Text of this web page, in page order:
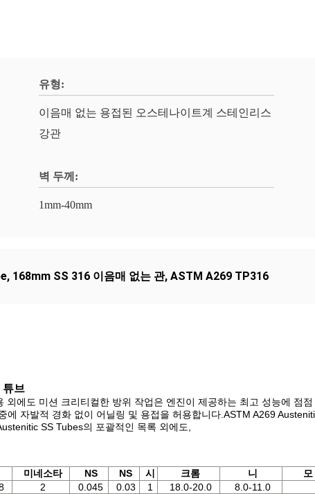
유형:
이음매 없는 용접된 오스테나이트계 스테인리스
강관
벽 두께:
1mm-40mm
, 168mm SS 316 이음매 없는 관, ASTM A269 TP316
튜브
에도 미션 크리티컬한 방위 작업은 엔진이 제공하는 최고 성능에 점
자발적 경화 없이 어닐링 및 용접을 허용합니다.ASTM A269
SS Tubes의 포괄적인 목록 외에도,
미네소타 NS NS 시 크롬 니
모
2 0.045 0.03 1 18.0-20.0
8.0-11.0